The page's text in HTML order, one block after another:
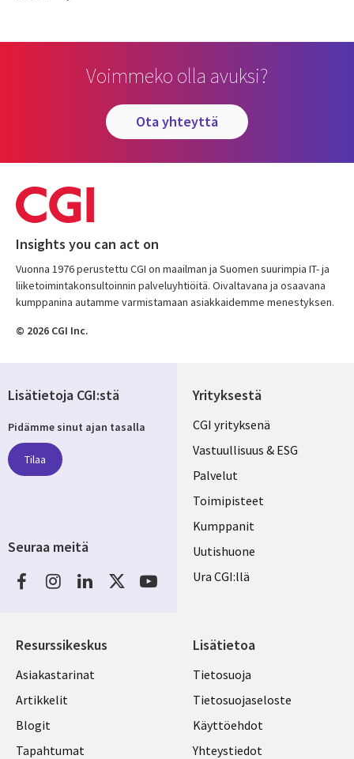
Voimmeko olla avuksi?
ota yhteyttä
Insights you can act on
Vuonna 1976 perustettu CGI on maailman ja Suomen suurimpia IT- ja
liiketoimintakonsultoinnin palveluyhtiöitä. Oivaltavana ja osaavana
kumppanina autamme varmistamaan asiakkaidemme menestyksen.
© 2026 CGI Inc.
Yrityksestä
Useful
links
FINLAND
CGI yrityksenä
Vastuullisuus & ESG
Palvelut
Toimipisteet
Kumppanit
Uutishuone
Ura CGI:llä
Resurssikeskus
Library
Links
FINLAND
Asiakastarinat
Artikkelit
Blogit
Tapahtumat
Lisätietoa
Legal
FINLAND
Tietosuoja
Tietosuojaseloste
Käyttöehdot
Yhteystiedot
Lisätietoja CGI:stä
Pidämme sinut ajan tasalla
Tilaa
Seuraa meitä
Social
Media